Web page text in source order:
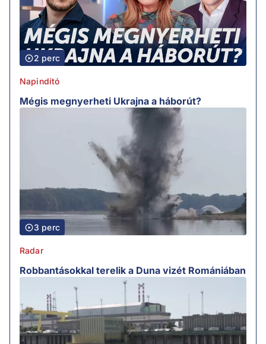
2 perc
Napindító
Mégis megnyerheti Ukrajna a háborút?
3 perc
Radar
Robbantásokkal terelik a Duna vizét Romániában